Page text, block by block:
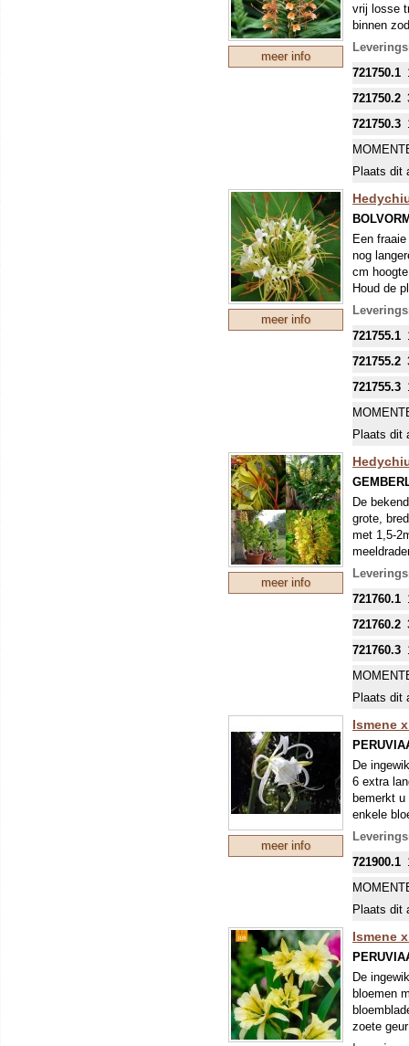
meer info
vrij losse
binnen
gaat deze
BLAD.
721750.1
721750.2
721750.3
Plaats dit
meer info
Een
nog
cm
Houd de
groter
BLAD.
721755.1
721755.2
721755.3
Plaats dit
meer info
De
grote,
met 1,5-
worden.
(steeds
We
BLAD.
721760.1
721760.2
721760.3
Plaats dit
meer info
Ismene
De
6 extra
bemerkt u
enkele
721900.1
Plaats dit
Ismene
De
bloemen
zoete